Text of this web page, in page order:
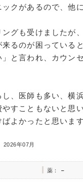
クがあるので、他
グも受けましたが
るのが困っている
と言われ、カウン
、医師も多い、横
すこともないと思い
よかったと思います
2026年07月
薬： －